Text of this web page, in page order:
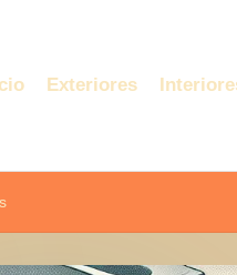
Exteriores